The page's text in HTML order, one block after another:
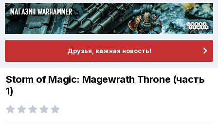
Друзья, важная новость!
Storm of Magic: Magewrath Throne (часть
1)